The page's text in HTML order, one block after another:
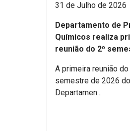
31 de Julho de 2026
Departamento de
Químicos realiza
reunião do 2º
A primeira reunião
semestre de 2026 do
Departamen...